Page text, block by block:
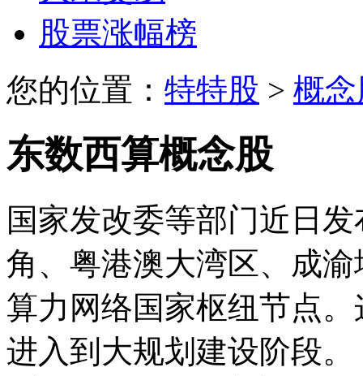
股票涨幅榜
您的位置： 特特股 > 概
东数西算概念股
国家发改委等部门近日
角、粤港澳大湾区、成
算力网络国家枢纽节点
进入到大规划建设阶段。